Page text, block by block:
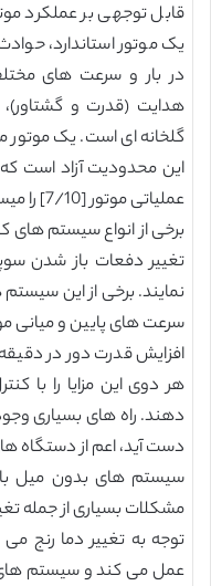
قابل توجهی بر عملکرد
یک موتور استاندارد،
در بار و سرعت های
هدایت (قدرت و
گلخانه ای است. یک موتور
این محدودیت آزاد است
عملیاتی موتور [7/10] را میسر می سازد.
برخی از انواع سیستم های
تغییر دفعات باز شدن
نمایند. برخی از این
سرعت های پایین و میانی
افزایش قدرت دور در
هر دوی این مزایا را با
دهند. راه های بسیاری
دست آید، اعم از دستگاه
مشکلات بسیاری از جمله
توجه به تغییر دما رنج می
عمل می کند و سیستم